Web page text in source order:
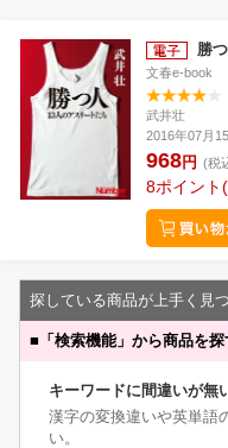
勝
文春e-book
武井壮
2016年07月
968円 (税
8ポイント
探している商品が上手く見
■ 「検索機能」から商品を探
キーワードに間違いが無
漢字の変換違いや英単語
い。